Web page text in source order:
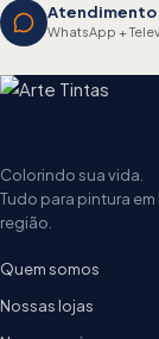
Atendimento
WhatsApp +
Colorindo sua vida.
Tudo para pintura
região.
Quem somos
Nossas lojas